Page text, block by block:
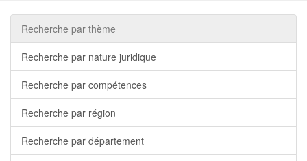
Recherche par thème
Recherche par nature juridique
Recherche par compétences
Recherche par région
Recherche par département